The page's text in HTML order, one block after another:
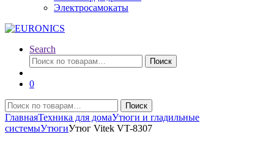
Электросамокаты
Search
Искать:
Поиск
0
Искать:
Поиск
ГлавнаяТехника для домаУтюги и гладильные
системыУтюгиУтюг Vitek VT-8307